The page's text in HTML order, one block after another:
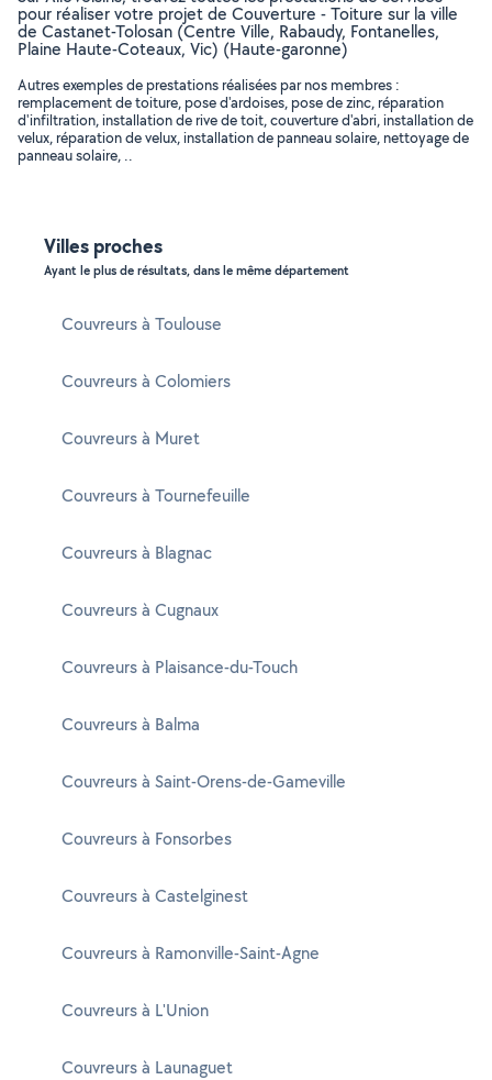
pour réaliser votre projet de Couverture - Toiture sur la ville
de Castanet-Tolosan (Centre Ville, Rabaudy, Fontanelles,
Plaine Haute-Coteaux, Vic) (Haute-garonne)
Autres exemples de prestations réalisées par nos membres :
remplacement de toiture, pose d'ardoises, pose de zinc, réparation
d'infiltration, installation de rive de toit, couverture d'abri, installation de
velux, réparation de velux, installation de panneau solaire, nettoyage de
panneau solaire, ..
Villes proches
Ayant le plus de résultats, dans le même département
Couvreurs à Toulouse
Couvreurs à Colomiers
Couvreurs à Muret
Couvreurs à Tournefeuille
Couvreurs à Blagnac
Couvreurs à Cugnaux
Couvreurs à Plaisance-du-Touch
Couvreurs à Balma
Couvreurs à Saint-Orens-de-Gameville
Couvreurs à Fonsorbes
Couvreurs à Castelginest
Couvreurs à Ramonville-Saint-Agne
Couvreurs à L'Union
Couvreurs à Launaguet